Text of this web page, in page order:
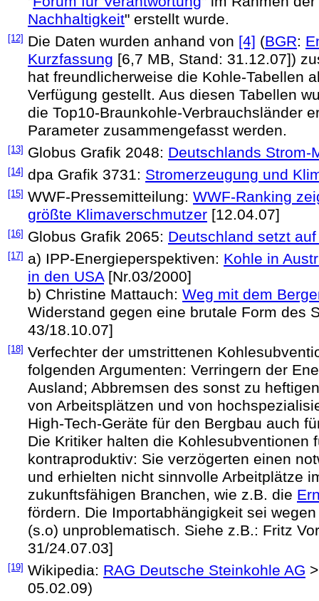
Nachhaltigkeit" erstellt wurde.
[12] Die Daten wurden anhand von [4] (BGR:
Kurzfassung [6,7 MB, Stand: 31.12.07])
hat freundlicherweise die Kohle-Tabellen
Verfügung gestellt. Aus diesen Tabellen
die Top10-Braunkohle-Verbrauchsländer
Parameter zusammengefasst werden.
[13] Globus Grafik 2048: Deutschlands Strom-
[14] dpa Grafik 3731: Stromerzeugung und
[15] WWF-Pressemitteilung: WWF-Ranking
größte Klimaverschmutzer [12.04.07]
[16] Globus Grafik 2065: Deutschland setzt
[17] a) IPP-Energieperspektiven: Kohle in
in den USA[Nr.03/2000]
b) Christine Mattauch: Weg mit dem
Widerstand gegen eine brutale Form des
43/18.10.07]
[18] Verfechter der umstrittenen
folgenden Argumenten: Verringern der
Ausland; Abbremsen des sonst zu
von Arbeitsplätzen und von
High-Tech-Geräte für den Bergbau auch
Die Kritiker halten die Kohlesubventionen
kontraproduktiv: Sie verzögerten einen
und erhielten nicht sinnvolle Arbeitplätze
zukunftsfähigen Branchen, wie z.B. die
fördern. Die Importabhängigkeit sei
(s.o) unproblematisch. Siehe z.B.: Fritz
31/24.07.03]
[19] Wikipedia: RAG Deutsche Steinkohle AG
05.02.09)